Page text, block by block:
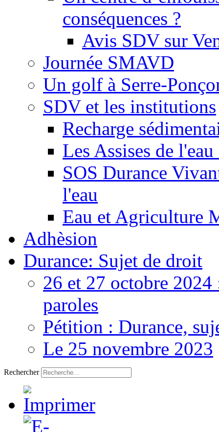
conséquences ?
Avis SDV sur
Journée SMAVD
Un golf à Serre-
SDV et les institutions
Recharge
Les Assises de
SOS Durance
l'eau
Eau et Agriculture
Adhèsion
Durance: Sujet de droit
26 et 27 octobre 2024
paroles
Pétition : Durance,
Le 25 novembre 2023
Rechercher